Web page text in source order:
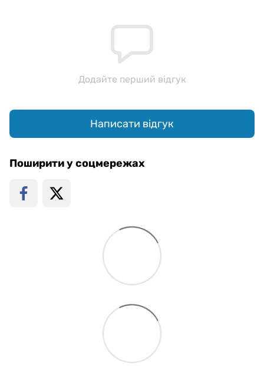
Додайте перший відгук
Написати відгук
Поширити у соцмережах